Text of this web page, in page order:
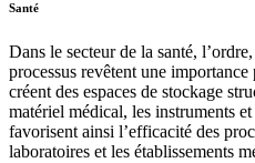
Santé
Dans le secteur de la santé,
processus revêtent une
créent des espaces de stockage
matériel médical, les instruments
favorisent ainsi l’efficacité des
laboratoires et les établissements